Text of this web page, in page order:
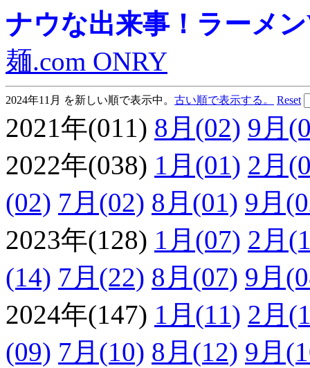
ナウな出来事！ラーメ
麺.com ONRY
2024年11月 を新しい順で表示中。 古い順で表示する。 Reset
2021年(011) 8月(02) 9月
2022年(038) 1月(01) 2月
(02) 7月(02) 8月(01) 9月
2023年(128) 1月(07) 2月
(14) 7月(22) 8月(07) 9月
2024年(147) 1月(11) 2月
(09) 7月(10) 8月(12) 9月